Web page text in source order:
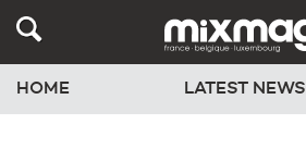
HOME LATEST NEWS